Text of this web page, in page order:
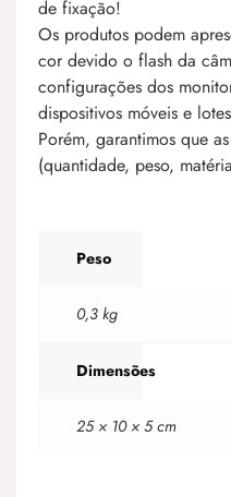
de fixação!
Os produtos podem
cor devido o flash da
configurações dos
dispositivos móveis e
Porém, garantimos que
(quantidade, peso,
Peso
0,3 kg
Dimensões
25 × 10 × 5 cm